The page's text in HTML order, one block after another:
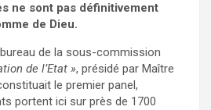
ne sont pas définitivement
de Dieu.
de la sous-commission
de l’Etat », présidé par Maître
le premier panel,
portent ici sur près de 1700